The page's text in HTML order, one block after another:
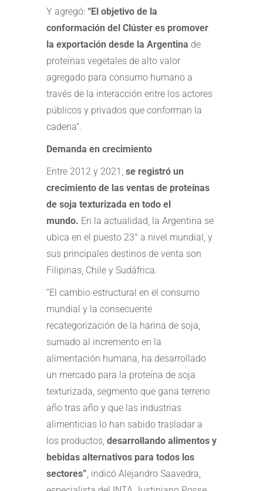
Y agregó: “El objetivo de la
conformación del Clúster es promover
la exportación desde la Argentina de
proteínas vegetales de alto valor
agregado para consumo humano a
través de la interacción entre los actores
públicos y privados que conforman la
cadena”.
Demanda en crecimiento
Entre 2012 y 2021, se registró un
crecimiento de las ventas de proteínas
de soja texturizada en todo el
mundo. En la actualidad, la Argentina se
ubica en el puesto 23° a nivel mundial, y
sus principales destinos de venta son
Filipinas, Chile y Sudáfrica.
“El cambio estructural en el consumo
mundial y la consecuente
recategorización de la harina de soja,
sumado al incremento en la
alimentación humana, ha desarrollado
un mercado para la proteína de soja
texturizada, segmento que gana terreno
año tras año y que las industrias
alimenticias lo han sabido trasladar a
los productos, desarrollando alimentos y
bebidas alternativos para todos los
sectores”, indicó Alejandro Saavedra,